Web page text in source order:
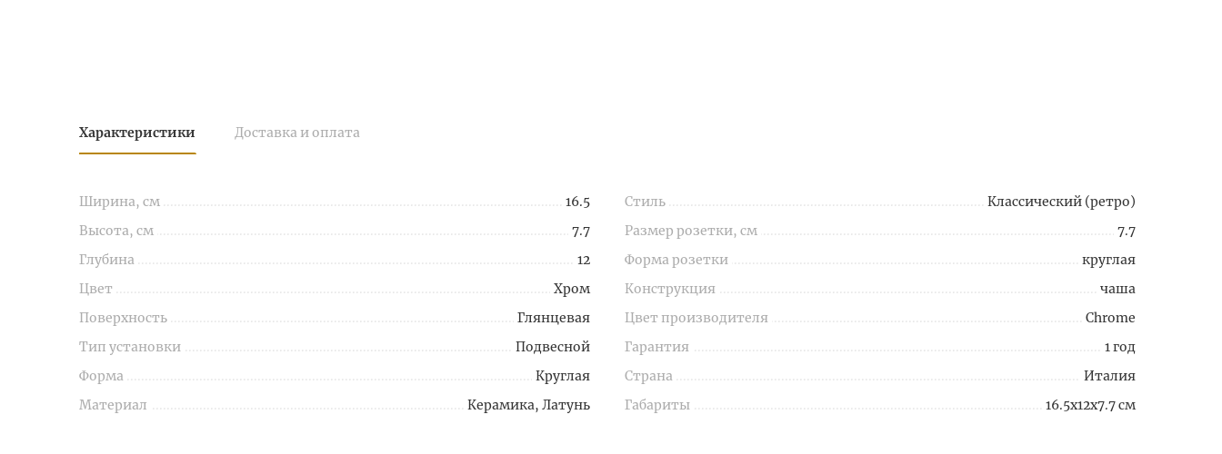
Характеристики Доставка и оплата
Ширина, см
16.5
Высота, см
7.7
Глубина
12
Цвет
Хром
Поверхность
Глянцевая
Тип установки
Подвесной
Форма
Круглая
Материал
Керамика, Латунь
Стиль
Классический (ретро)
Размер розетки, см
7.7
Форма розетки
круглая
Конструкция
чаша
Цвет производителя
Chrome
Гарантия
1 год
Страна
Италия
Габариты
16.5x12x7.7 см